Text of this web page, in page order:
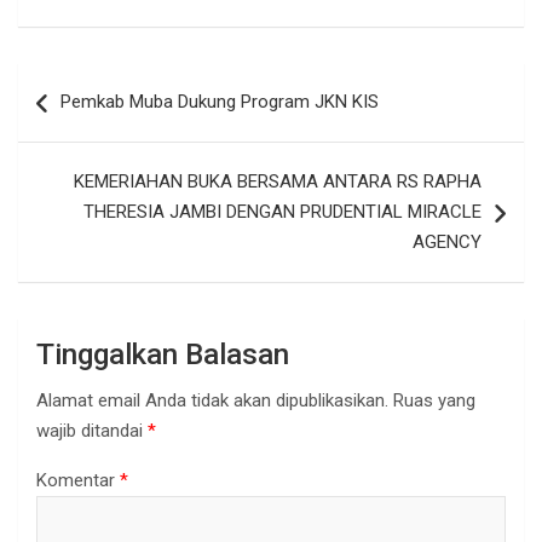
posPemkab Muba Dukung Program JKN KIS
KEMERIAHAN BUKA BERSAMA ANTARA RS RAPHA
THERESIA JAMBI DENGAN PRUDENTIAL MIRACLE
AGENCY
Tinggalkan Balasan
Alamat email Anda tidak akan dipublikasikan. Ruas yang
wajib ditandai *
Komentar *